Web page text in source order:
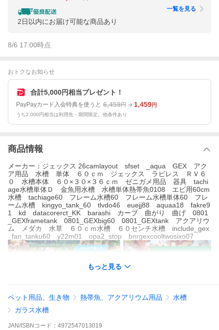
2日以内にお届け可能な商品あり
一覧を見る
8/6 17:00時点
おトクなお知らせ
合計5,000円相当プレゼント！
PayPayカード入会特典を使うと 6,459円 1,459円
うち2,000円相当は利用先・期間限定。他条件あり
商品情報
メーカー：ジェックス 26camlayout sfset _aqua GEX アク
ア用品 水槽 単体 ６０ｃｍ ジェックス ラピレス ＲＶ６
０ 水槽本体 ６０×３０×３６ｃｍ ゼニガメ用品 器具 tachi
age水槽単体Ｄ 金魚用水槽 水槽単体熱帯魚0108 エビ用60cm
水槽 tachiage60 フレーム水槽60 フレーム水槽単体60 フレ
ーム水槽 kingyo_tank_60 tlvdo46 euejj88 aquaa18 fakre9
1 kd datacorerct_KK barashi カーブ 曲がり 曲げ 0801
_GEXframetank 0801_GEXbig60 0801_GEXtank アクアリウ
ム メダカ 水草 ６０ｃｍ水槽 ６０センチ水槽 include_gex
_fan_tanku60 y22m01 opa2_stop bnrgexcooltwosixo07
もっと見る
ペット用品、生き物 熱帯魚、アクアリウム用品
水槽
ガラス水槽
JAN/ISBNコード： 4972547013019